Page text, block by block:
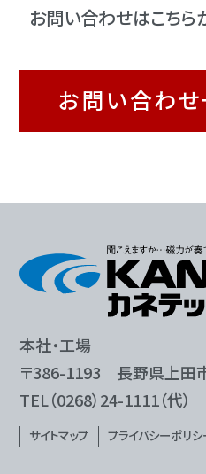
お問い合わせはこちら
お問い合わ
本社・工場
〒386-1193 長野県上田
TEL（0268）24-1111（代
サイトマップ プライバシーポリシ